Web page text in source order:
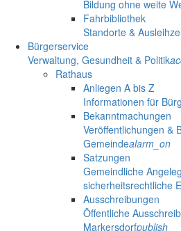
Bildung ohne weite
Fahrbibliothek
Standorte &
Bürgerservice
Verwaltung, Gesundheit & Politik
Rathaus
Anliegen A bis Z
Informationen für
Bekanntmachungen
Veröffentlichungen &
Gemeindealarm_on
Satzungen
Gemeindliche
sicherheitsrechtliche
Ausschreibungen
Öffentliche
Markersdorfpublish